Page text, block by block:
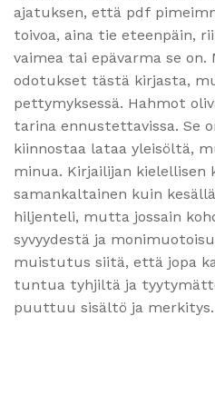
ajatuksen, että pdf
toivoa, aina tie eteenpäin,
vaimea tai epävarma se
odotukset tästä kirjasta,
pettymyksessä. Hahmot
tarina ennustettavissa. Se
kiinnostaa lataa yleisöltä,
minua. Kirjailijan
samankaltainen kuin
hiljenteli, mutta jossain
syvyydestä ja
muistutus siitä, että jopa
tuntua tyhjiltä ja
puuttuu sisältö ja merkitys.